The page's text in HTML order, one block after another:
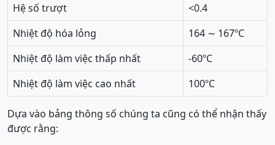
Hệ số trượt
<0.4
Nhiệt độ hóa lỏng
164 ∼ 167ºC
Nhiệt độ làm việc thấp nhất
-60ºC
Nhiệt độ làm việc cao nhất
100ºC
Dựa vào bảng thông số chúng ta cũng có thể nhận thấy
được rằng: